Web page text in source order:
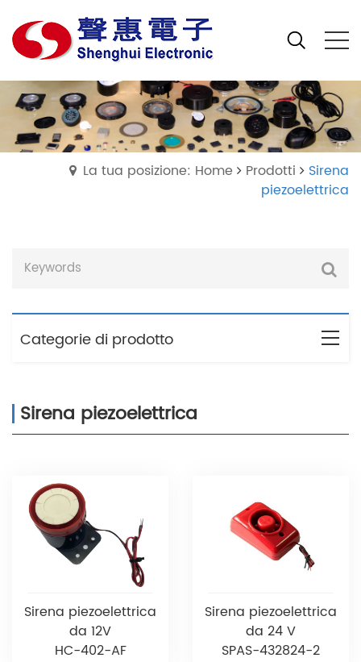
La tua posizione: Home Prodotti
Sirena
piezoelettrica
Categorie di prodotto
Sirena piezoelettrica
Sirena piezoelettrica
da 12V
HC-402-AF
Sirena piezoelettrica
da 24 V
SPAS-432824-2